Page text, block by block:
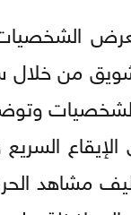
من خلال
مشاهد